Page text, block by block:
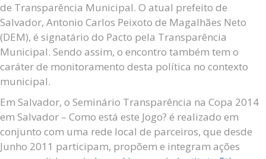
de Transparência Municipal. O atual prefeito de
Salvador, Antonio Carlos Peixoto de Magalhães Neto
(DEM), é signatário do Pacto pela Transparência
Municipal. Sendo assim, o encontro também tem o
caráter de monitoramento desta política no contexto
municipal.
Em Salvador, o Seminário Transparência na Copa 2014
em Salvador – Como está este Jogo? é realizado em
conjunto com uma rede local de parceiros, que desde
Junho 2011 participam, propõem e integram ações